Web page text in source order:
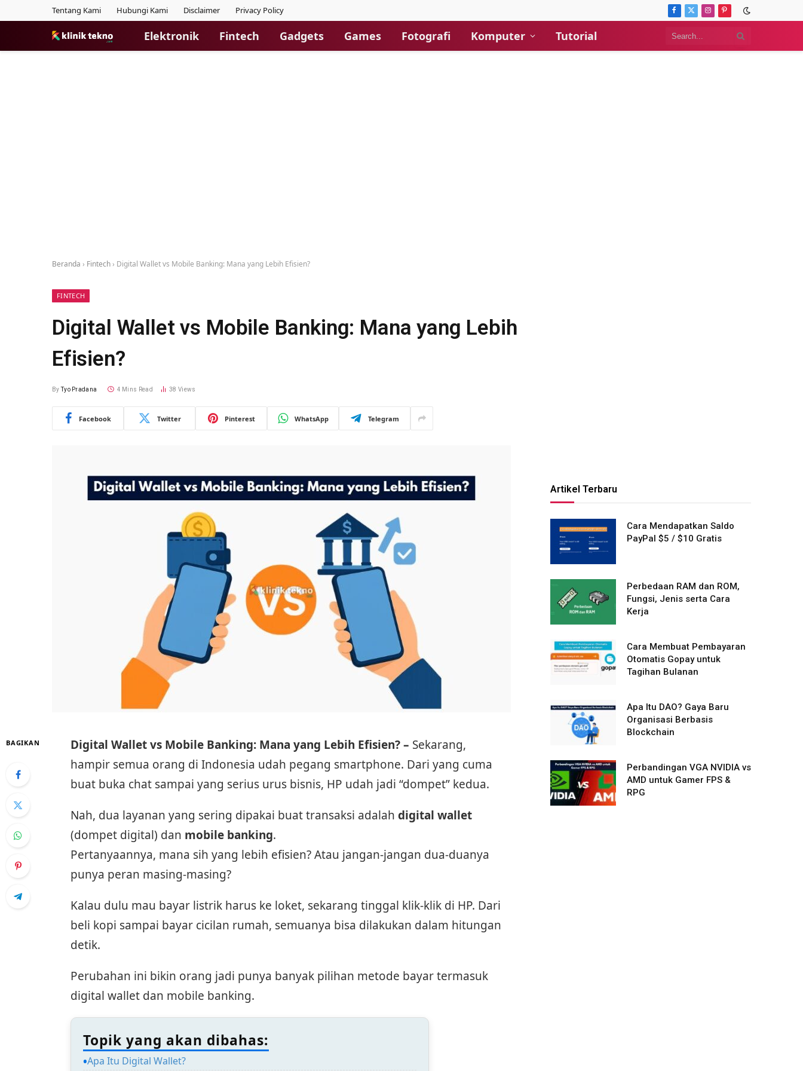
Tentang Kami Hubungi Kami Disclaimer Privacy Policy Facebook
X
Instagram
Pinterest
Elektronik Fintech Gadgets Games Fotografi Komputer Tutorial
Beranda › Fintech › Digital Wallet vs Mobile Banking: Mana yang Lebih Efisien?
FINTECH
Digital Wallet vs Mobile Banking: Mana yang Lebih
Efisien?
By Tyo Pradana 4 Mins Read 38Views
Facebook Twitter Pinterest WhatsApp Telegram
BAGIKAN Digital Wallet vs Mobile Banking: Mana yang Lebih Efisien? – Sekarang,
hampir semua orang di Indonesia udah pegang smartphone. Dari yang cuma
buat buka chat sampai yang serius urus bisnis, HP udah jadi “dompet” kedua.
Nah, dua layanan yang sering dipakai buat transaksi adalah digital wallet
(dompet digital) dan mobile banking.
Pertanyaannya, mana sih yang lebih efisien? Atau jangan-jangan dua-duanya
punya peran masing-masing?
Kalau dulu mau bayar listrik harus ke loket, sekarang tinggal klik-klik di HP. Dari
beli kopi sampai bayar cicilan rumah, semuanya bisa dilakukan dalam hitungan
detik.
Perubahan ini bikin orang jadi punya banyak pilihan metode bayar termasuk
digital wallet dan mobile banking.
Topik yang akan dibahas:
Apa Itu Digital Wallet?
Artikel Terbaru
Cara Mendapatkan Saldo
PayPal $5 / $10 Gratis
Perbedaan RAM dan ROM,
Fungsi, Jenis serta Cara
Kerja
Cara Membuat Pembayaran
Otomatis Gopay untuk
Tagihan Bulanan
Apa Itu DAO? Gaya Baru
Organisasi Berbasis
Blockchain
Perbandingan VGA NVIDIA vs
AMD untuk Gamer FPS &
RPG